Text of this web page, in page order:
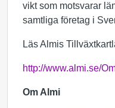
vikt som motsvarar
samtliga företag i
Läs Almis
http://www.almi.se/
Om Almi